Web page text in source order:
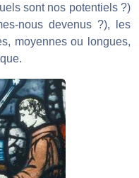
sont nos potentiels ?)
nous devenus ?), les
moyennes ou longues,